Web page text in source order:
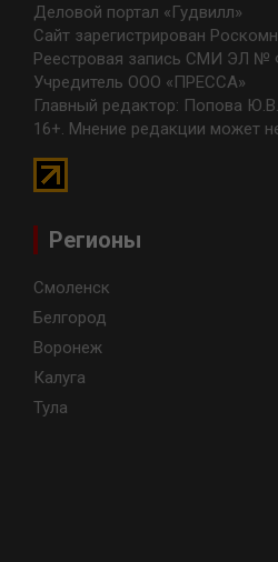
Деловой портал «Гудвилл»
Сайт зарегистрирован
Реестровая запись СМИ ЭЛ №
Учредитель ООО «ПРЕССА»
Главный редактор: Попова Ю.В.
16+. Мнение редакции может
Регионы
Смоленск
Белгород
Воронеж
Калуга
Тула